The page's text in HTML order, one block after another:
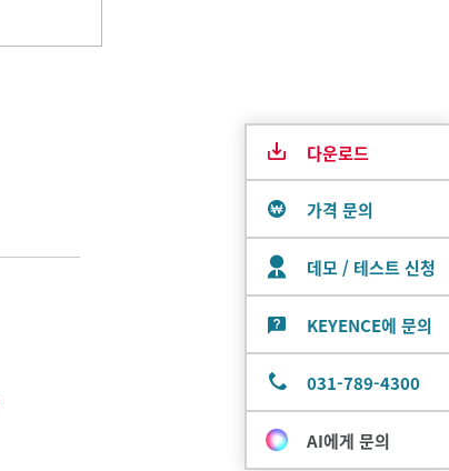
다운로드
가격 문의
데모 / 테스트 신청
KEYENCE에 문의
031-789-4300
AI에게 문의